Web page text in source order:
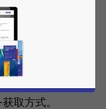
施。此次升级是
S准证（S
革，旨在为劳工
规推出按年龄差
化免责条款三大
取方式。